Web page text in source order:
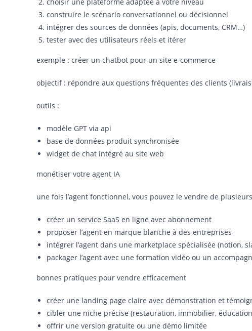
construire le scénario conversationnel ou décisionnel
intégrer des sources de données (apis, documents, CRM…)
tester avec des utilisateurs réels et itérer
exemple : créer un chatbot pour un site e-commerce
objectif : répondre aux questions fréquentes des clients
outils :
modèle GPT via api
base de données produit synchronisée
widget de chat intégré au site web
monétiser votre agent IA
une fois l’agent fonctionnel, vous pouvez le vendre de
créer un service SaaS en ligne avec abonnement
proposer l’agent en marque blanche à des entreprises
intégrer l’agent dans une marketplace spécialisée (notion,
packager l’agent avec une formation vidéo ou un
bonnes pratiques pour vendre efficacement
créer une landing page claire avec démonstration et
cibler une niche précise (restauration, immobilier,
offrir une version gratuite ou une démo limitée